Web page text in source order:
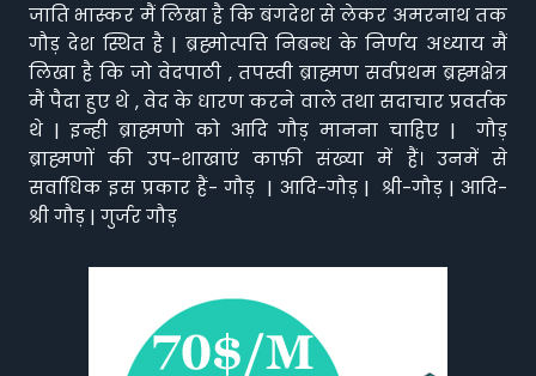
जाति भास्कर मैं लिखा है कि बंगदेश से लेकर अमरनाथ तक
गौड़ देश स्थित है | ब्रह्मोत्पत्ति निबन्ध के निर्णय अध्याय मैं
लिखा है कि जो वेदपाठी , तपस्वी ब्राह्मण सर्वप्रथम ब्रह्मक्षेत्र
मैं पैदा हुए थे , वेद के धारण करने वाले तथा सदाचार प्रवर्तक
थे | इन्ही ब्राह्मणो को आदि गौड़ मानना चाहिए | गौड़
ब्राह्मणों की उप-शाखाएं काफ़ी संख्या में हैं। उनमें से
सर्वाधिक इस प्रकार हैं- गौड़ | आदि-गौड़ | श्री-गौड़ | आदि-
श्री गौड़ | गुर्जर गौड़